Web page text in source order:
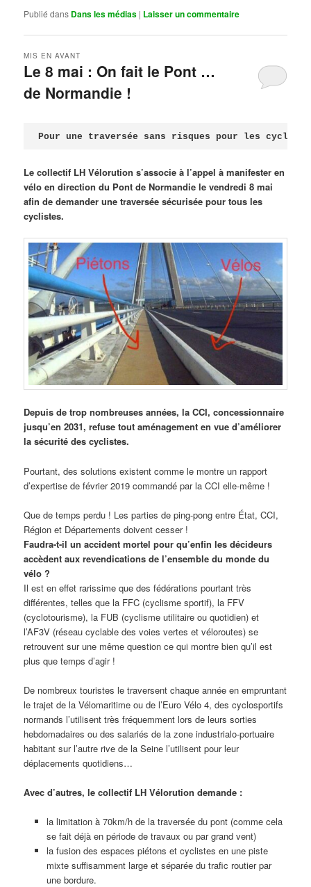
Publié dans Dans les médias | Laisser un commentaire
Le 8 mai : On fait le Pont …
de Normandie !
MIS EN AVANT
Pour une traversée sans risques pour les
Le collectif LH Vélorution s’associe à l’appel à manifester en
vélo en direction du Pont de Normandie le vendredi 8 mai
afin de demander une traversée sécurisée pour tous les
cyclistes.
Depuis de trop nombreuses années, la CCI, concessionnaire
jusqu’en 2031, refuse tout aménagement en vue d’améliorer
la sécurité des cyclistes.
Pourtant, des solutions existent comme le montre un rapport
d’expertise de février 2019 commandé par la CCI elle-même !
Que de temps perdu ! Les parties de ping-pong entre État, CCI,
Région et Départements doivent cesser !
Faudra-t-il un accident mortel pour qu’enfin les décideurs
accèdent aux revendications de l’ensemble du monde du
vélo ?
Il est en effet rarissime que des fédérations pourtant très
différentes, telles que la FFC (cyclisme sportif), la FFV
(cyclotourisme), la FUB (cyclisme utilitaire ou quotidien) et
l’AF3V (réseau cyclable des voies vertes et véloroutes) se
retrouvent sur une même question ce qui montre bien qu’il est
plus que temps d’agir !
De nombreux touristes le traversent chaque année en empruntant
le trajet de la Vélomaritime ou de l’Euro Vélo 4, des cyclosportifs
normands l’utilisent très fréquemment lors de leurs sorties
hebdomadaires ou des salariés de la zone industrialo-portuaire
habitant sur l’autre rive de la Seine l’utilisent pour leur
déplacements quotidiens…
Avec d’autres, le collectif LH Vélorution demande :
la limitation à 70km/h de la traversée du pont (comme cela
se fait déjà en période de travaux ou par grand vent)
la fusion des espaces piétons et cyclistes en une piste
mixte suffisamment large et séparée du trafic routier par
une bordure.